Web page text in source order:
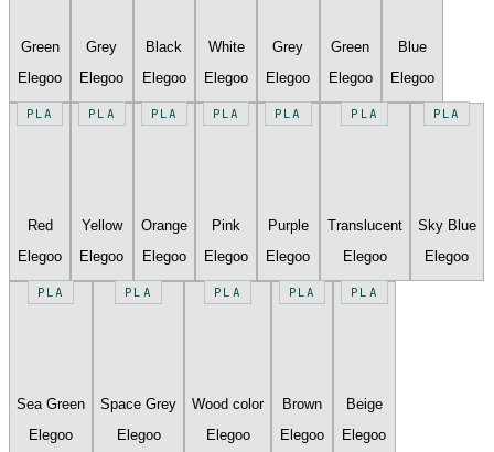
Green
Elegoo
Grey
Elegoo
Black
Elegoo
White
Elegoo
Grey
Elegoo
Green
Elegoo
Blue
Elegoo
PLA
Red
Elegoo
PLA
Yellow
Elegoo
PLA
Orange
Elegoo
PLA
Pink
Elegoo
PLA
Purple
Elegoo
PLA
Translucent
Elegoo
PLA
Sky Blue
Elegoo
PLA
Sea Green
Elegoo
PLA
Space Grey
Elegoo
PLA
Wood color
Elegoo
PLA
Brown
Elegoo
PLA
Beige
Elegoo